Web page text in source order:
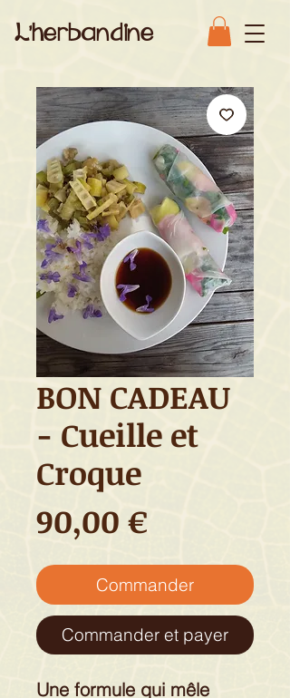
L'herbandine
BON CADEAU
- Cueille et
Croque
90,00 €
Commander
Commander et payer
Une formule qui mêle